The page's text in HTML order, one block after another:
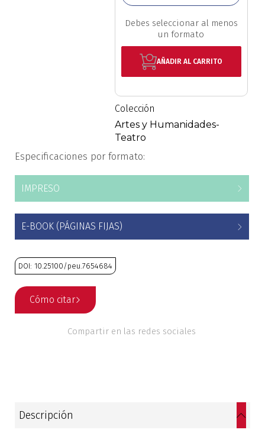
Educación
Estudios culturales
Estudios editoriales
Estudios regionales
Ética
Filosofía
Debes seleccionar al menos
un formato
AÑADIR AL CARRITO
Colección
Artes y Humanidades-
Teatro
Especificaciones por formato:
IMPRESO
E-BOOK (PÁGINAS FIJAS)
DOI: 10.25100/peu.7654684
Cómo citar
Compartir en las redes sociales
Descripción